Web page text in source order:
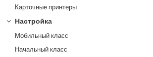
Карточные принтеры
Настройка
Мобильный класс
Начальный класс